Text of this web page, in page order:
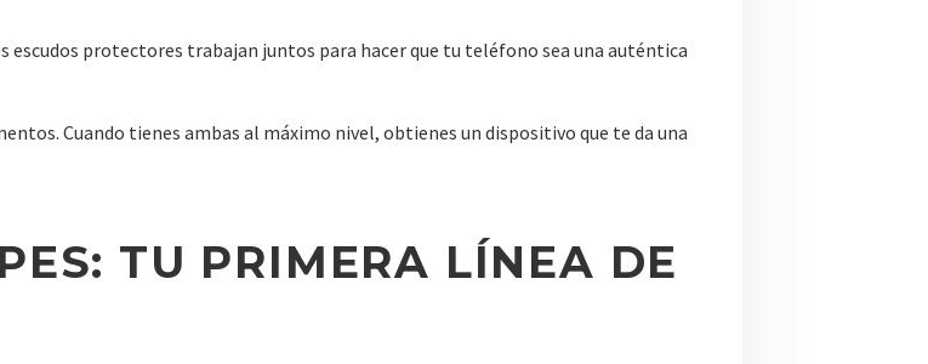
escudos protectores trabajan juntos para hacer que tu teléfono sea una auténtica
Cuando tienes ambas al máximo nivel, obtienes un dispositivo que te da una
TU PRIMERA LÍNEA DE